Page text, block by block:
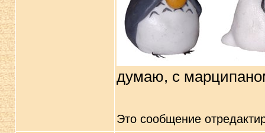
думаю, с
Это сообщение